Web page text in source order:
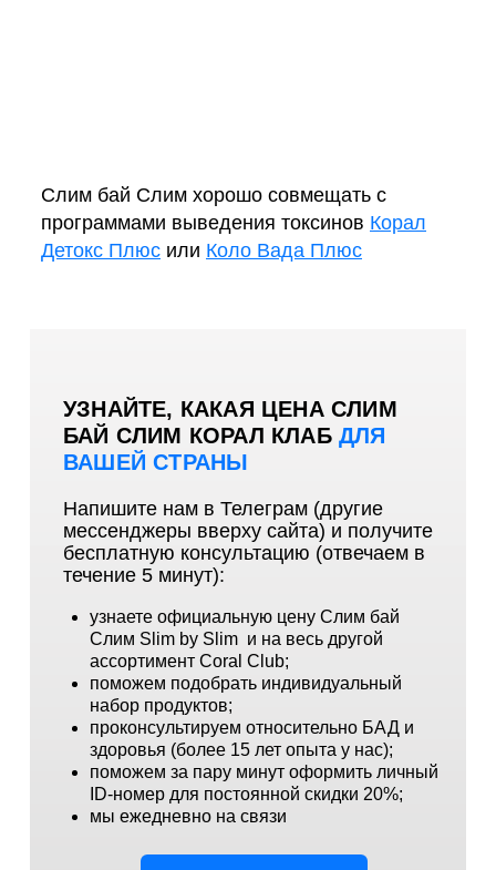
Слим бай Слим хорошо совмещать с
программами выведения токсинов Корал
Детокс Плюс или Коло Вада Плюс
УЗНАЙТЕ, КАКАЯ ЦЕНА СЛИМ
БАЙ СЛИМ КОРАЛ КЛАБДЛЯ
ВАШЕЙ СТРАНЫ
Напишите нам в Телеграм (другие
мессенджеры вверху сайта) и получите
бесплатную консультацию (отвечаем в
течение 5 минут):
узнаете официальную цену Слим бай
Слим Slim by Slim и на весь другой
ассортимент Coral Club;
поможем подобрать индивидуальный
набор продуктов;
проконсультируем относительно БАД и
здоровья (более 15 лет опыта у нас);
поможем за пару минут оформить личный
ID-номер для постоянной скидки 20%;
мы ежедневно на связи